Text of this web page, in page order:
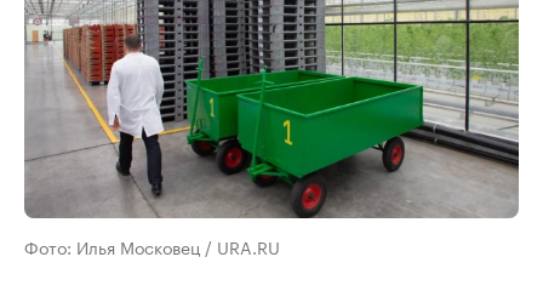
Фото: Илья Московец / URA.RU